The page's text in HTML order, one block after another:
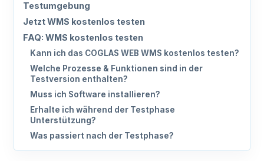
Testumgebung
Jetzt WMS kostenlos testen
FAQ: WMS kostenlos testen
Kann ich das COGLAS WEB WMS kostenlos testen?
Welche Prozesse & Funktionen sind in der
Testversion enthalten?
Muss ich Software installieren?
Erhalte ich während der Testphase
Unterstützung?
Was passiert nach der Testphase?